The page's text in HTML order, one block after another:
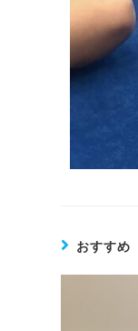
おすすめ